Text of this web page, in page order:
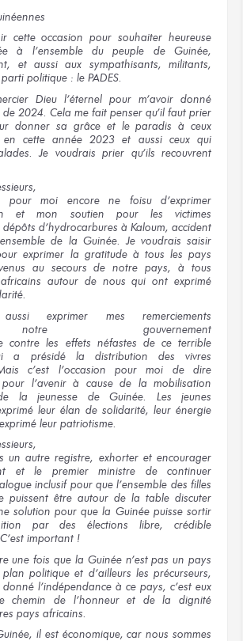
cette occasion pour souhaiter heureuse
à l’ensemble du peuple
de Guinée,
et aussi aux sympathisants, militants,
politique : le PADES.
Dieu l’éternel pour m’avoir donné
de 2024. Cela me fait penser qu’il faut prier
donner sa grâce et le paradis à ceux
en cette année 2023et aussi ceux qui
Je voudrais prier qu’ils recouvrent
pour moi encorene foisu d’exprimer
et mon soutien
pour les victimes
dépôts d’hydrocarbures à Kaloum, accident
de la Guinée. Je voudrais saisir
exprimer la gratitude à tous les pays
au secours de notre pays, à tous
autour de nous qui ont exprimé
exprimer mes remerciements
gouvernement
contreles effets néfastes de ce terrible
a présidé la distribution
des vivres
c’est l’occasion pour moi
de dire
pour l’avenir à cause de la mobilisation
la jeunesse de Guinée.
Les jeunes
leur élan de solidarité, leur énergie
exprimé leur patriotisme.
un autre registre, exhorter et encourager
et le premierministre de continuer
inclusif pour que l’ensemble des filles
puissent être autour de la table discuter
solution pour que la Guinéepuisse sortir
par des élections libre, crédible
C’est important !
une fois que la Guinée n’est pas un pays
politiqueet d’ailleurs les précurseurs,
donné l’indépendance à ce pays, c’est eux
chemin de l’honneur et de la dignité
pays africains.
il estéconomique,car nous sommes